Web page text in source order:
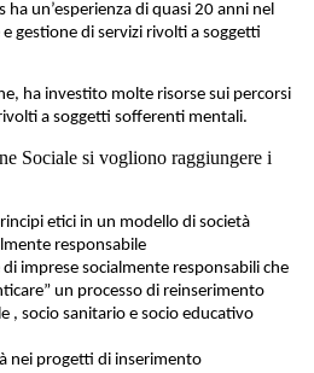
ha un’esperienza di quasi 20 anni nel
gestione di servizi rivolti a soggetti
ha investito molte risorse sui percorsi
a soggetti sofferenti mentali.
Sociale si vogliono raggiungere i
etici in un modello di società
responsabile
imprese socialmente responsabili che
un processo di reinserimento
, socio sanitario e socio educativo
nei progetti di inserimento